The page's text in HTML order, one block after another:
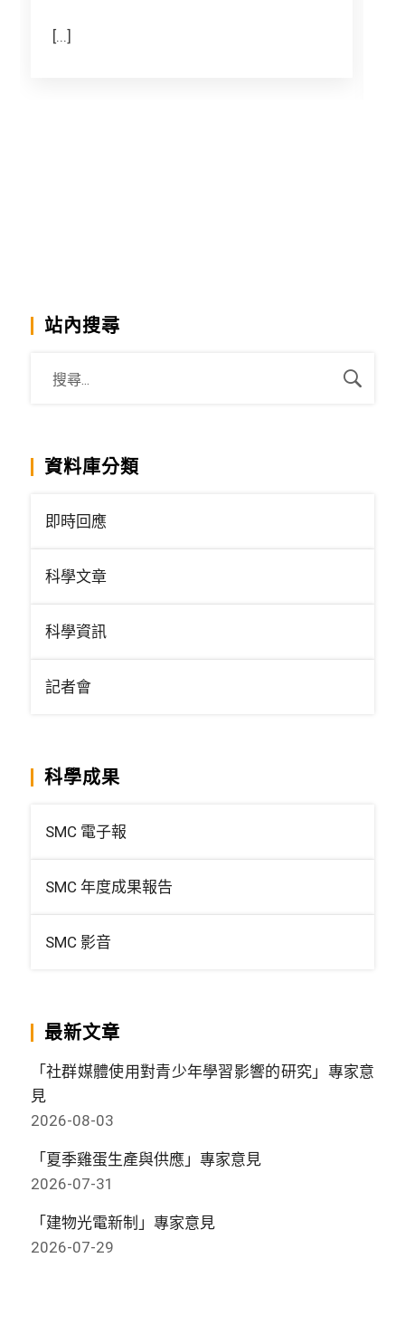
[...]
站內搜尋
資料庫分類
即時回應
科學文章
科學資訊
記者會
科學成果
SMC 電子報
SMC 年度成果報告
SMC 影音
最新文章
「社群媒體使用對青少年學習影響的研究」專家意
見
2026-08-03
「夏季雞蛋生產與供應」專家意見
2026-07-31
「建物光電新制」專家意見
2026-07-29